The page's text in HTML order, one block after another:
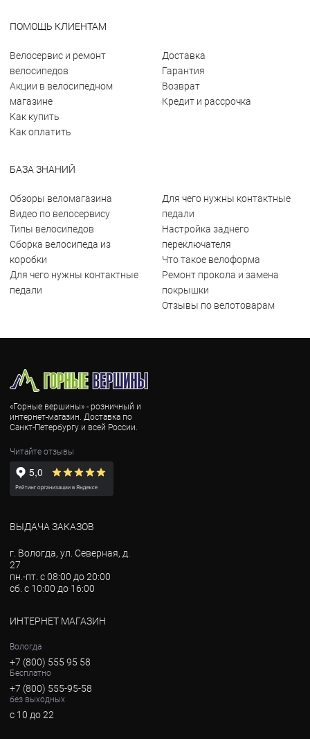
ПОМОЩЬ КЛИЕНТАМ
Велосервис и ремонт
велосипедов
Акции в велосипедном
магазине
Как купить
Как оплатить
Доставка
Гарантия
Возврат
Кредит и рассрочка
БАЗА ЗНАНИЙ
Обзоры веломагазина
Видео по велосервису
Типы велосипедов
Сборка велосипеда из
коробки
Для чего нужны контактные
педали
Для чего нужны контактные
педали
Настройка заднего
переключателя
Что такое велоформа
Ремонт прокола и замена
покрышки
Отзывы по велотоварам
«Горные вершины» - розничный и
интернет-магазин. Доставка по
Санкт-Петербургу и всей России.
Читайте отзывы
ВЫДАЧА ЗАКАЗОВ
г. Вологда, ул. Северная, д.
27
пн.-пт. с 08:00 до 20:00
сб. с 10:00 до 16:00
ИНТЕРНЕТ МАГАЗИН
Вологда
+7 (800) 555 95 58
Бесплатно
+7 (800) 555-95-58
без выходных
с 10 до 22